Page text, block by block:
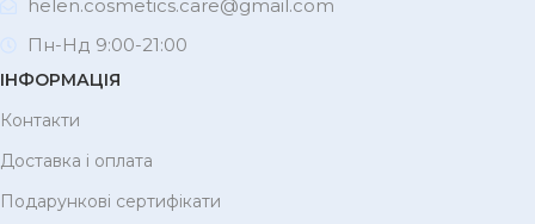
helen.cosmetics.care@gmail.com
Пн-Нд 9:00-21:00
ІНФОРМАЦІЯ
Контакти
Доставка і оплата
Подарункові сертифікати